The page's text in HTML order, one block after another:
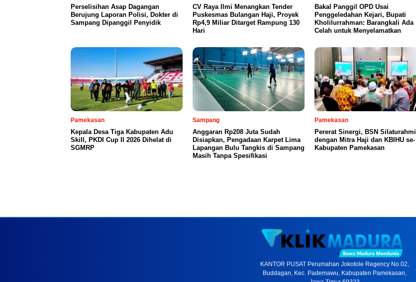
Perselisihan Asap Dagangan
Berujung Laporan Polisi, Dokter di
Sampang Dipanggil Penyidik
CV Raya Ilmi Menangkan Tender
Puskesmas Bulangan Haji, Proyek
Rp4,9 Miliar Ditarget Rampung 130
Hari
Bakal Panggil OPD Usai
Penggeledahan Kejari, Bupati
Kholilurrahman: Barangkali Ada
Celah untuk Menyelamatkan
Pamekasan
Kepala Desa Tiga Kabupaten Adu
Skill, PKDI Cup II 2026 Dihelat di
SGMRP
Sampang
Anggaran Rp208 Juta Sudah
Disiapkan, Pengadaan Karpet Lima
Lapangan Bulu Tangkis di Sampang
Masih Tanpa Spesifikasi
Pamekasan
Pererat Sinergi, BSN Silaturahmi
dengan Mitra Haji dan KBIHU se-
Kabupaten Pamekasan
KANTOR PUSAT Perumahan Jokotole Regency No.02,
Buddagan, Kec. Pademawu, Kabupaten Pamekasan,